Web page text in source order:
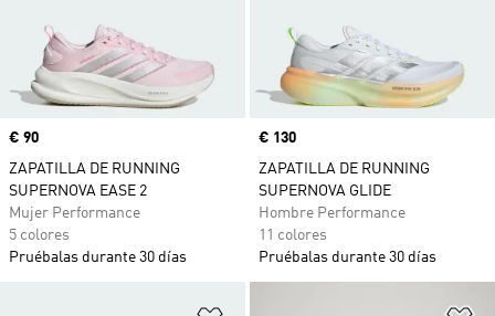
Precio
€ 90
ZAPATILLA DE RUNNING
SUPERNOVA EASE 2
Mujer Performance
5 colores
Pruébalas durante 30 días
Precio
€ 130
ZAPATILLA DE RUNNING
SUPERNOVA GLIDE
Hombre Performance
11 colores
Pruébalas durante 30 días